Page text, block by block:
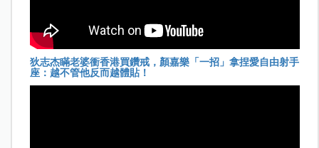
狄志杰瞞老婆衝香港買鑽戒，顏嘉樂「一招」拿捏愛自由射手
座：越不管他反而越體貼！